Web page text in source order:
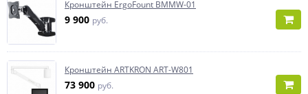
Кронштейн ErgoFount BMMW-01
9 900 руб.
Кронштейн ARTKRON ART-W801
73 900 руб.